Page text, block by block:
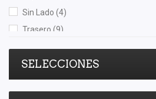
Sin Lado (4)
Trasero (9)
SELECCIONES